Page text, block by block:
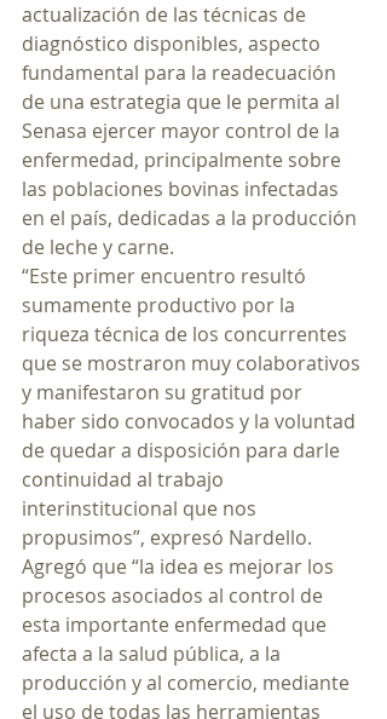
actualización de las técnicas de
diagnóstico disponibles, aspecto
fundamental para la readecuación
de una estrategia que le permita al
Senasa ejercer mayor control de la
enfermedad, principalmente sobre
las poblaciones bovinas infectadas
en el país, dedicadas a la producción
de leche y carne.
“Este primer encuentro resultó
sumamente productivo por la
riqueza técnica de los concurrentes
que se mostraron muy colaborativos
y manifestaron su gratitud por
haber sido convocados y la voluntad
de quedar a disposición para darle
continuidad al trabajo
interinstitucional que nos
propusimos”, expresó Nardello.
Agregó que “la idea es mejorar los
procesos asociados al control de
esta importante enfermedad que
afecta a la salud pública, a la
producción y al comercio, mediante
el uso de todas las herramientas